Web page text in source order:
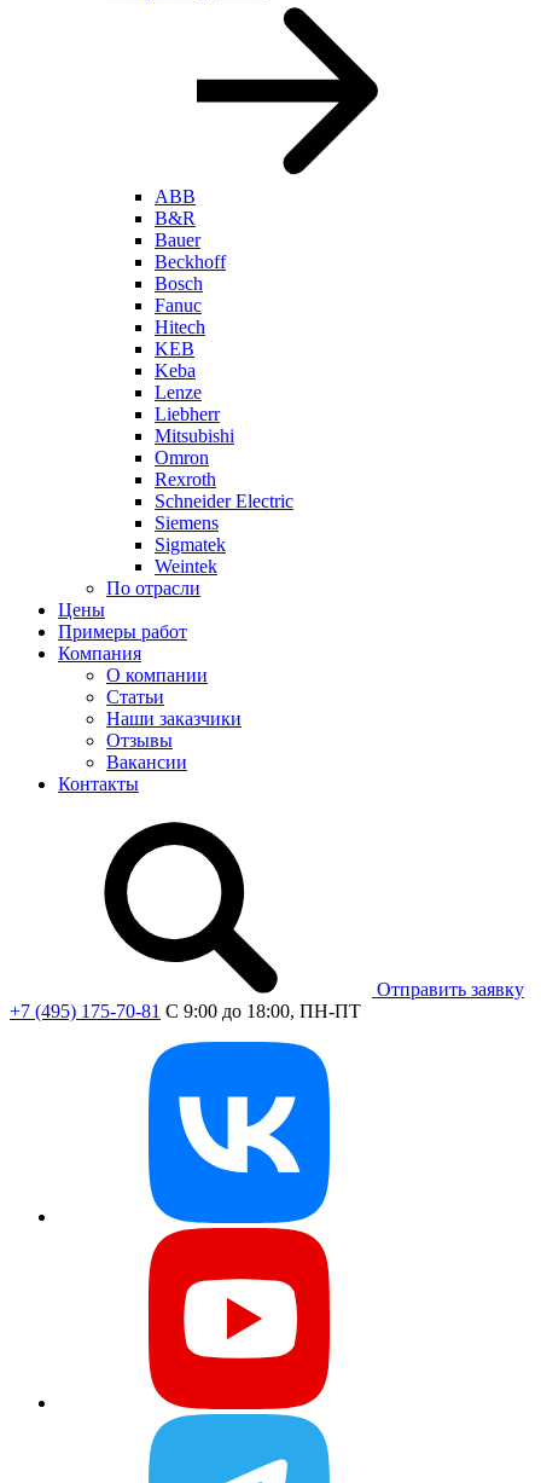
ABB
B&R
Bauer
Beckhoff
Bosch
Fanuc
Hitech
KEB
Keba
Lenze
Liebherr
Mitsubishi
Omron
Rexroth
Schneider Electric
Siemens
Sigmatek
Weintek
По отрасли
Цены
Примеры работ
Компания
О компании
Статьи
Наши заказчики
Отзывы
Вакансии
Контакты
Отправить заявку
+7 (495) 175-70-81 C 9:00 до 18:00, ПН-ПТ